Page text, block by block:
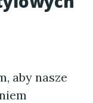
aby nasze